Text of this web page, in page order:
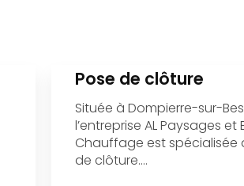
Pose de clôture
Située à Dompierre-sur-
l’entreprise AL Paysages et
Chauffage est spécialisée
de clôture....